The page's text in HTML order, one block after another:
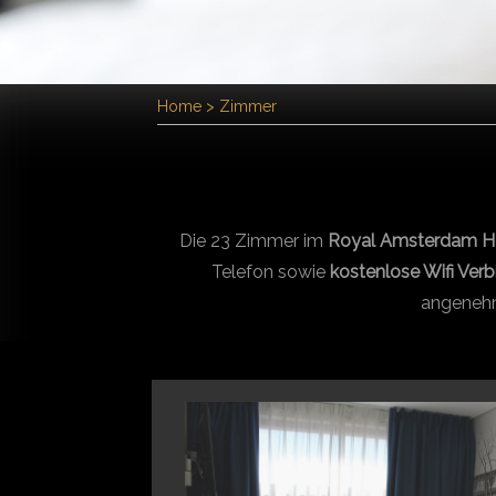
Home > Zimmer
Die 23 Zimmer im Royal Amsterdam
Telefon sowie kostenlose Wifi